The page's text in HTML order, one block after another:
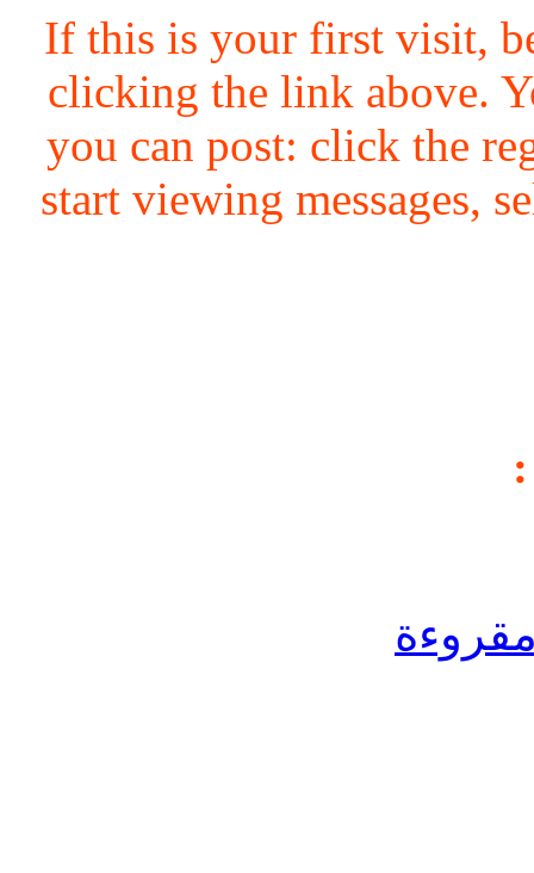
If this is your first visit,
clicking the link above.
you can post: click the
start viewing messages,